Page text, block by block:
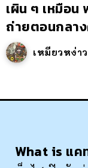
เผิน ๆ เหมือ
ถ่ายตอนกลา
เหมียวหง่าว
What is แค